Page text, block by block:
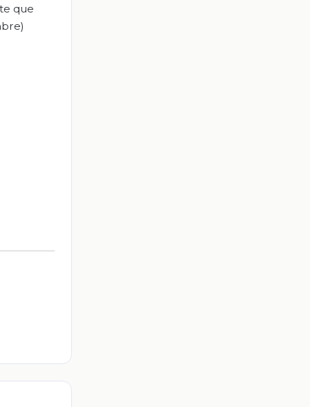
que